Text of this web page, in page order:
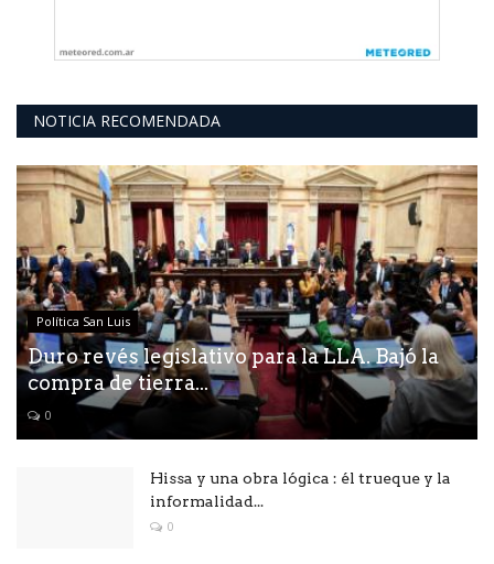
NOTICIA RECOMENDADA
Política San Luis
Duro revés legislativo para la LLA. Bajó la
compra de tierra...
0
Hissa y una obra lógica : él trueque y la
informalidad...
0